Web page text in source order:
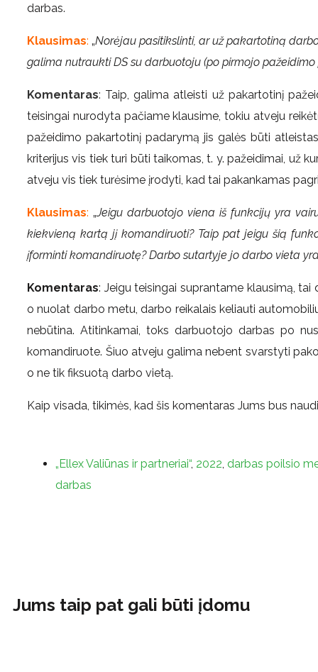
darbas.
Klausimas: „Norėjau pasitikslinti, ar už pakartotiną
galima nutraukti DS su darbuotoju (po pirmojo
Komentaras: Taip, galima atleisti už pakartotinį
teisingai nurodyta pačiame klausime, tokiu atveju
pažeidimo pakartotinį padarymą jis galės būti
kriterijus vis tiek turi būti taikomas, t. y. pažeidimai, už
atveju vis tiek turėsime įrodyti, kad tai pakankamas
Klausimas: „Jeigu darbuotojo viena iš funkcijų yra
kiekvieną kartą jį komandiruoti? Taip pat jeigu šią
įforminti komandiruotę? Darbo sutartyje jo darbo vieta
Komentaras: Jeigu teisingai suprantame klausimą,
o nuolat darbo metu, darbo reikalais keliauti
nebūtina. Atitinkamai, toks darbuotojo darbas po
komandiruote. Šiuo atveju galima nebent svarstyti
o ne tik fiksuotą darbo vietą.
Kaip visada, tikimės, kad šis komentaras Jums bus
„Ellex Valiūnas ir partneriai“, 2022 darbas poilsio
darbas
Jums taip pat gali būti įdomu